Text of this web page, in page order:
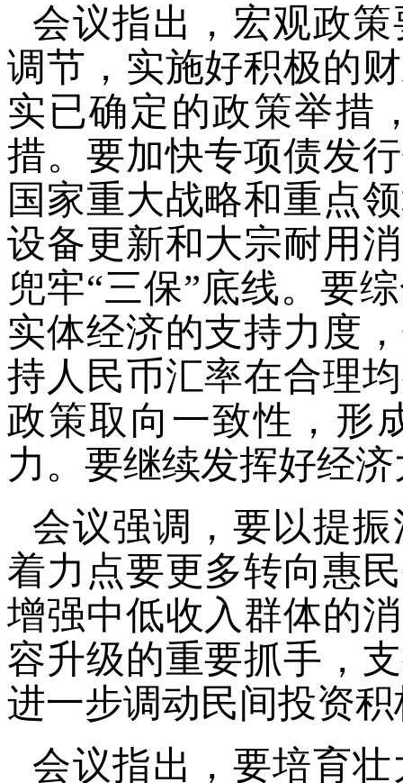
会议指出，宏观政
调节，实施好积极的
实已确定的政策举措
措。要加快专项债发
国家重大战略和重点
设备更新和大宗耐用
兜牢“三保”底线。要
实体经济的支持力度
持人民币汇率在合理
政策取向一致性，形
力。要继续发挥好经
会议强调，要以提
着力点要更多转向惠
增强中低收入群体的
容升级的重要抓手，
进一步调动民间投资
会议指出，要培育